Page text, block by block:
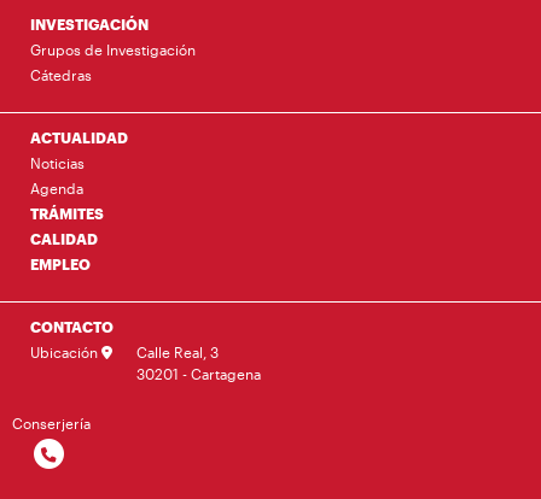
INVESTIGACIÓN
Grupos de Investigación
Cátedras
ACTUALIDAD
Noticias
Agenda
TRÁMITES
CALIDAD
EMPLEO
CONTACTO
Ubicación
Calle Real, 3
30201 - Cartagena
Conserjería